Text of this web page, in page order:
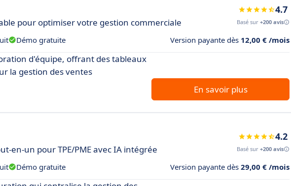
pour optimiser votre gestion commerciale
4.7
Basé sur +200 avis
Démo gratuite Version payante dès 12,00 € /mois
d'équipe, offrant des tableaux
la gestion des ventes
En savoir plus
en-un pour TPE/PME avec IA intégrée
4.2
Basé sur +200 avis
Démo gratuite Version payante dès 29,00 € /mois